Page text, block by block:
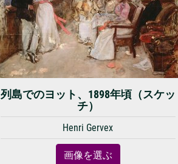
列島でのヨット、1898年頃（スケッ
チ）
Henri Gervex
画像を選ぶ